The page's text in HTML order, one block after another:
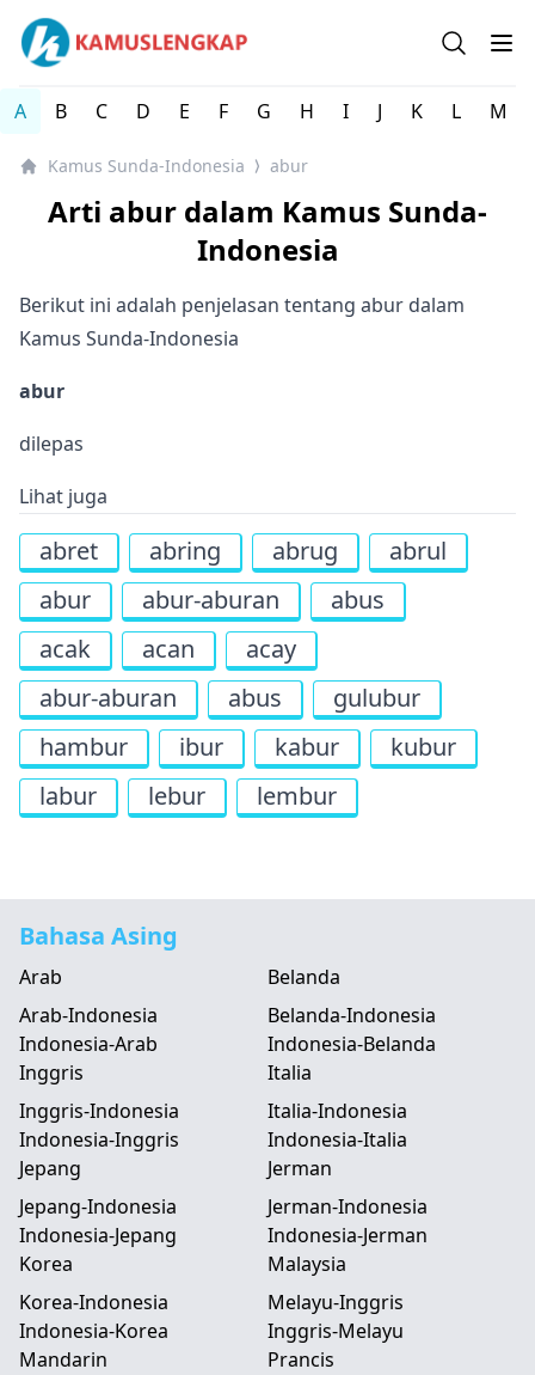
Kamus Lengkap Sunda-Indonesia - Kamus Lengkap
Open
A B C D E F G H I J K L M
Kamus Sunda-Indonesia ⟩ abur
Arti abur dalam Kamus Sunda-
Indonesia
Berikut ini adalah penjelasan tentang abur dalam
Kamus Sunda-Indonesia
abur
dilepas
Lihat juga
abret abring abrug
abrul
abur
abur-aburan
abus
acak
acan
acay
abur-aburan
abus
gulubur
hambur
ibur kabur
kubur
labur
lebur lembur
Bahasa Asing
Arab
Arab-Indonesia
Indonesia-Arab
Belanda
Belanda-Indonesia
Indonesia-Belanda
Inggris
Inggris-Indonesia
Indonesia-Inggris
Italia
Italia-Indonesia
Indonesia-Italia
Jepang
Jepang-Indonesia
Indonesia-Jepang
Jerman
Jerman-Indonesia
Indonesia-Jerman
Korea
Korea-Indonesia
Indonesia-Korea
Malaysia
Melayu-Inggris
Inggris-Melayu
Mandarin
Prancis